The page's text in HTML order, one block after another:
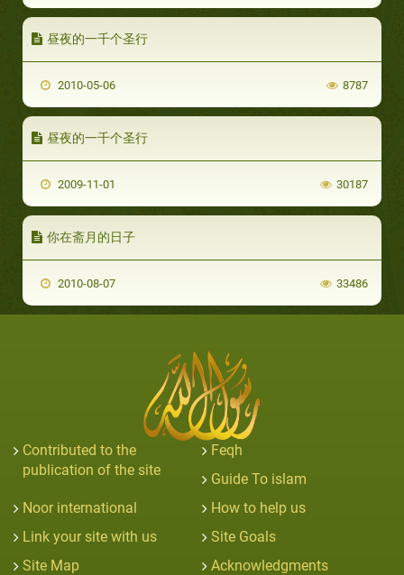
昼夜的一千个圣行
2010-05-06 8787
昼夜的一千个圣行
2009-11-01 30187
你在斋月的日子
2010-08-07 33486
Contributed to the
publication of the site
Feqh
Guide To islam
Noor international
How to help us
Link your site with us
Site Goals
Site Map
Acknowledgments